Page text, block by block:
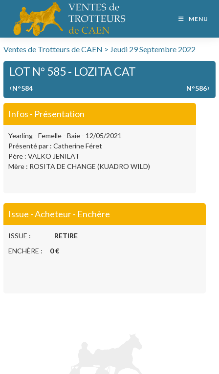
MENU
Ventes de Trotteurs de CAEN > Jeudi 29 Septembre 2022
LOT N° 585 - LOZITA CAT
‹N°584 N°586›
Infos - Présentation
Yearling - Femelle - Baie - 12/05/2021
Présenté par : Catherine Féret
Père : VALKO JENILAT
Mère : ROSITA DE CHANGE (KUADRO WILD)
Issue - Acheteur - Enchère
ISSUE : RETIRE
ENCHÈRE : 0 €